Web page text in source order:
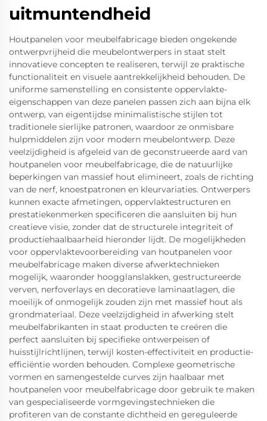
uitmuntendheid
Houtpanelen voor meubelfabricage bieden ongekende
ontwerpvrijheid die meubelontwerpers in staat stelt
innovatieve concepten te realiseren, terwijl ze praktische
functionaliteit en visuele aantrekkelijkheid behouden. De
uniforme samenstelling en consistente oppervlakte-
eigenschappen van deze panelen passen zich aan bijna elk
ontwerp, van eigentijdse minimalistische stijlen tot
traditionele sierlijke patronen, waardoor ze onmisbare
hulpmiddelen zijn voor modern meubelontwerp. Deze
veelzijdigheid is afgeleid van de geconstrueerde aard van
houtpanelen voor meubelfabricage, die de natuurlijke
beperkingen van massief hout elimineert, zoals de richting
van de nerf, knoestpatronen en kleurvariaties. Ontwerpers
kunnen exacte afmetingen, oppervlaktestructuren en
prestatiekenmerken specificeren die aansluiten bij hun
creatieve visie, zonder dat de structurele integriteit of
productiehaalbaarheid hieronder lijdt. De mogelijkheden
voor oppervlaktevoorbereiding van houtpanelen voor
meubelfabricage maken diverse afwerktechnieken
mogelijk, waaronder hoogglanslakken, gestructureerde
verven, nerfoverlays en decoratieve laminaatlagen, die
moeilijk of onmogelijk zouden zijn met massief hout als
grondmateriaal. Deze veelzijdigheid in afwerking stelt
meubelfabrikanten in staat producten te creëren die
perfect aansluiten bij specifieke ontwerpeisen of
huisstijlrichtlijnen, terwijl kosten-effectiviteit en productie-
efficiëntie worden behouden. Complexe geometrische
vormen en samengestelde curves zijn haalbaar met
houtpanelen voor meubelfabricage door gebruik te maken
van gespecialiseerde vormgevingstechnieken die
profiteren van de constante dichtheid en gereguleerde